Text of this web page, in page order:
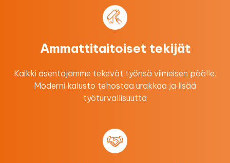
Ammattitaitoiset tekijät
Kaikki asentajamme tekevät työnsä viimeisen päälle.
Moderni kalusto tehostaa urakkaa ​ja lisää
työturvallisuutta